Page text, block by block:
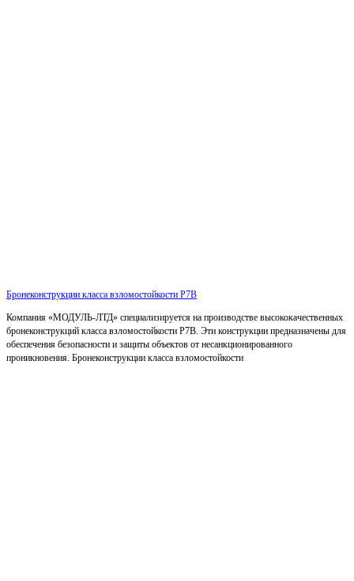
Бронеконструкции класса взломостойкости Р7В
Компания «МОДУЛЬ-ЛТД» специализируется на производстве высококачественных
бронеконструкций класса взломостойкости Р7В. Эти конструкции предназначены для
обеспечения безопасности и защиты объектов от несанкционированного
проникновения. Бронеконструкции класса взломостойкости